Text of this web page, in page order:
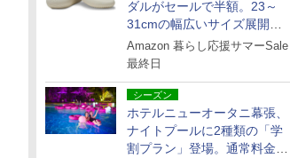
ダルがセールで半額。23～
31cmの幅広いサイズ展開、
独自のクッション素材を採用
Amazon 暮らし応援サマーSale
最終日
シーズン
ホテルニューオータニ幕張、
ナイトプールに2種類の「学
割プラン」登場。通常料金の